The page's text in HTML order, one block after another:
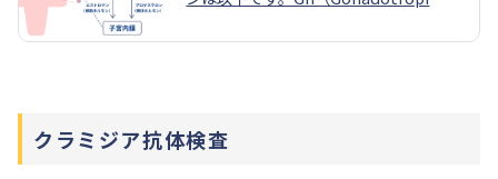
(Lutenizing hormone)： 黄体形成ホ
P4（Progesterone）：プロゲステロ
クラミジア抗体検査